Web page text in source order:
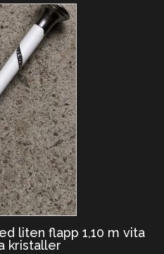
liten flapp 1,10 m vita
kristaller